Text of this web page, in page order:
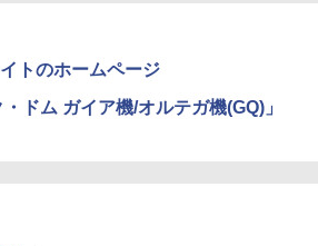
トのホームページ
ドム ガイア機/オルテガ機(GQ)」